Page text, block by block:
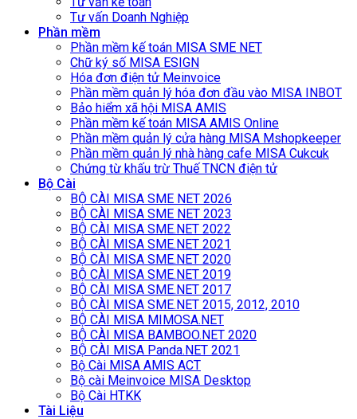
Tư vấn Doanh Nghiệp
Phần mềm
Phần mềm kế toán MISA SME NET
Chữ ký số MISA ESIGN
Hóa đơn điện tử Meinvoice
Phần mềm quản lý hóa đơn đầu vào MISA INBOT
Bảo hiểm xã hội MISA AMIS
Phần mềm kế toán MISA AMIS Online
Phần mềm quản lý cửa hàng MISA Mshopkeeper
Phần mềm quản lý nhà hàng cafe MISA Cukcuk
Chứng từ khấu trừ Thuế TNCN điện tử
Bộ Cài
BỘ CÀI MISA SME NET 2026
BỘ CÀI MISA SME NET 2023
BỘ CÀI MISA SME.NET 2022
BỘ CÀI MISA SME.NET 2021
BỘ CÀI MISA SME.NET 2020
BỘ CÀI MISA SME.NET 2019
BỘ CÀI MISA SME.NET 2017
BỘ CÀI MISA SME.NET 2015, 2012, 2010
BỘ CÀI MISA MIMOSA.NET
BỘ CÀI MISA BAMBOO.NET 2020
BỘ CÀI MISA Panda.NET 2021
Bộ Cài MISA AMIS ACT
Bộ cài Meinvoice MISA Desktop
Bộ Cài HTKK
Tài Liệu